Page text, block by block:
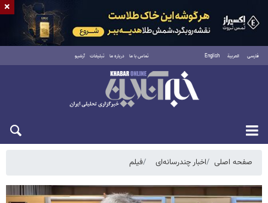
فارسی العربية English تماس با ما درباره ما تبلیغات آرشیو
جمعه ۱۶ مرداد ۱۴۰۵
صفحه اصلی اخبار چندرسانه‌ای فیلم
×